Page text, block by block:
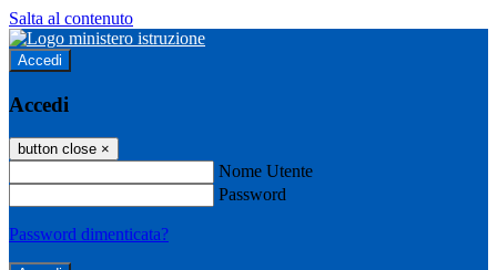
Salta al contenuto
Accedi
Accedi
button close ×
Nome Utente
Password
Password dimenticata?